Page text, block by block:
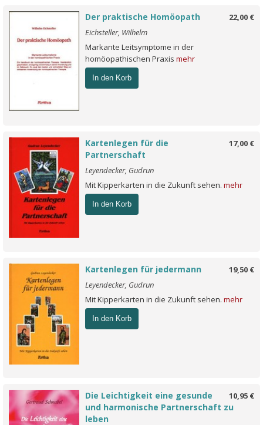
22,00 €
Der praktische Homöopath
Eichsteller, Wilhelm
Markante Leitsymptome in der
homöopathischen Praxis mehr
In den Korb
17,00 €
Kartenlegen für die
Partnerschaft
Leyendecker, Gudrun
Mit Kipperkarten in die Zukunft sehen. mehr
In den Korb
19,50 €
Kartenlegen für jedermann
Leyendecker, Gudrun
Mit Kipperkarten in die Zukunft sehen. mehr
In den Korb
10,95 €
Die Leichtigkeit eine gesunde
und harmonische Partnerschaft zu
leben